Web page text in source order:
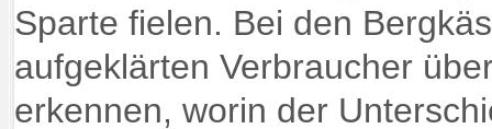
Sparte fielen. Bei den
aufgeklärten Verbraucher
erkennen, worin der